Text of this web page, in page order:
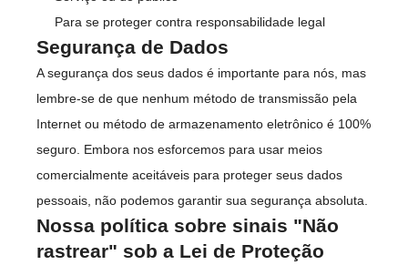
Para se proteger contra responsabilidade legal
Segurança de Dados
A segurança dos seus dados é importante para nós, mas
lembre-se de que nenhum método de transmissão pela
Internet ou método de armazenamento eletrônico é 100%
seguro. Embora nos esforcemos para usar meios
comercialmente aceitáveis para proteger seus dados
pessoais, não podemos garantir sua segurança absoluta.
Nossa política sobre sinais "Não
rastrear" sob a Lei de Proteção